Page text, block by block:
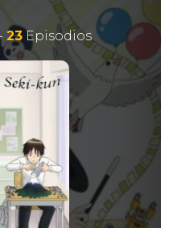
23Episodios